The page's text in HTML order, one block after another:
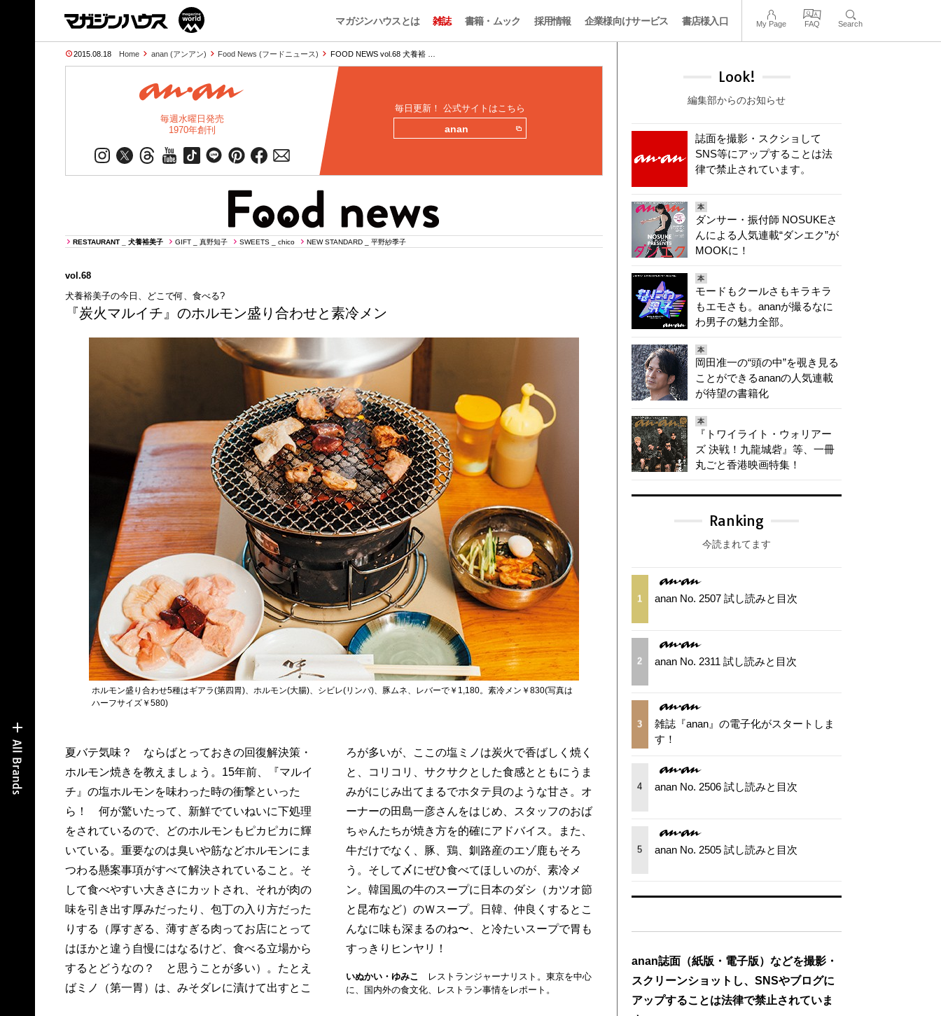
マガジンハウスとは 雑誌 書籍・ムック 採用情報 企業様向けサービス 書店様入口 My Page FAQ Search
2015.08.18 Home anan (アンアン) Food News (フードニュース) FOOD NEWS vol.68 犬養裕 …
毎週水曜日発売
1970年創刊
毎日更新！ 公式サイトはこちら
anan
RESTAURANT _ 犬養裕美子 GIFT _ 真野知子 SWEETS _ chico NEW STANDARD _ 平野紗季子
vol.68
犬養裕美子の今日、どこで何、食べる?
『炭火マルイチ』のホルモン盛り合わせと素冷メン
ホルモン盛り合わせ5種はギアラ(第四胃)、ホルモン(大腸)、シビレ(リンパ)、豚ムネ、レバーで￥1,180。素冷メン￥830(写真は
ハーフサイズ￥580)
夏バテ気味？ ならばとっておきの回復解決策・
ホルモン焼きを教えましょう。15年前、『マルイ
チ』の塩ホルモンを味わった時の衝撃といった
ら！ 何が驚いたって、新鮮でていねいに下処理
をされているので、どのホルモンもピカピカに輝
いている。重要なのは臭いや筋などホルモンにま
つわる懸案事項がすべて解決されていること。そ
して食べやすい大きさにカットされ、それが肉の
味を引き出す厚みだったり、包丁の入り方だった
りする（厚すぎる、薄すぎる肉ってお店にとって
はほかと違う自慢にはなるけど、食べる立場から
するとどうなの？ と思うことが多い）。たとえ
ばミノ（第一胃）は、みそダレに漬けて出すとこ
ろが多いが、ここの塩ミノは炭火で香ばしく焼く
と、コリコリ、サクサクとした食感とともにうま
みがにじみ出てまるでホタテ貝のような甘さ。オ
ーナーの田島一彦さんをはじめ、スタッフのおば
ちゃんたちが焼き方を的確にアドバイス。また、
牛だけでなく、豚、鶏、釧路産のエゾ鹿もそろ
う。そして〆にぜひ食べてほしいのが、素冷メ
ン。韓国風の牛のスープに日本のダシ（カツオ節
と昆布など）のＷスープ。日韓、仲良くするとこ
んなに味も深まるのね〜、と冷たいスープで胃も
すっきりヒンヤリ！
いぬかい・ゆみこ
レストランジャーナリスト。東京を中心
に、国内外の食文化、レストラン事情をレポート。
Look!
編集部からのお知らせ
誌面を撮影・スクショして
SNS等にアップすることは法
律で禁止されています。
本
ダンサー・振付師 NOSUKEさ
んによる人気連載“ダンエク”が
MOOKに！
本
モードもクールさもキラキラ
もエモさも。ananが撮るなに
わ男子の魅力全部。
本
岡田准一の“頭の中”を覗き見る
ことができるananの人気連載
が待望の書籍化
本
『トワイライト・ウォリアー
ズ 決戦！九龍城砦』等、一冊
丸ごと香港映画特集！
Ranking
今読まれてます
1 anan No. 2507 試し読みと目次
2 anan No. 2311 試し読みと目次
3
雑誌『anan』の電子化がスタートしま
す！
4 anan No. 2506 試し読みと目次
5 anan No. 2505 試し読みと目次
anan誌面（紙版・電子版）などを撮影・
スクリーンショットし、SNSやブログに
アップすることは法律で禁止されていま